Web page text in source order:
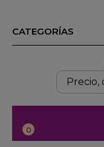
CATEGORÍAS
0